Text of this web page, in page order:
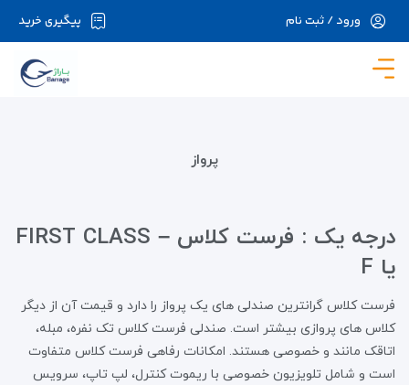
در حال حاضر ارتباط با سرور قطع می باشد لطفا
پیگیری خرید ورود / ثبت نام
پرواز
درجه یک : فرست کلاس – FIRST CLASS
یا F
فرست کلاس گرانترین صندلی های یک پرواز را دارد و قیمت آن از دیگر
کلاس های پروازی بیشتر است. صندلی فرست کلاس تک نفره، مبله،
اتاقک مانند و خصوصی هستند. امکانات رفاهی فرست کلاس متفاوت
است و شامل تلویزیون خصوصی با ریموت کنترل، لپ تاپ، سرویس